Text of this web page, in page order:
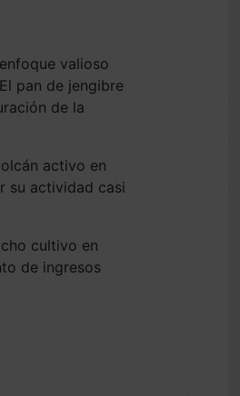
valioso
pan de jengibre
de la
activo en
su actividad casi
cultivo en
de ingresos